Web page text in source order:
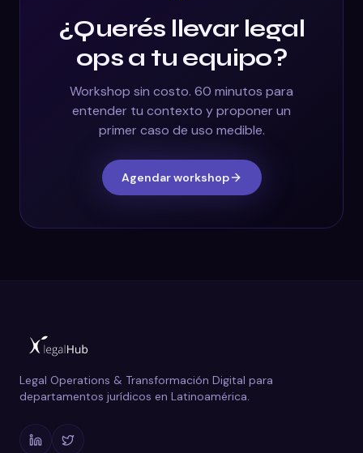
¿Querés llevar legal
opsa tu equipo?
Workshop sin costo. 60 minutos para
entender tu contexto y proponer un
primer caso de uso medible.
Agendar workshop
Legal Operations & Transformación Digital para
departamentos jurídicos en Latinoamérica.